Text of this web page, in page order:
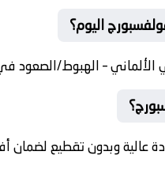
اليوم؟
الألماني – الهبوط/الصعود
عالية وبدون تقطيع لضمان